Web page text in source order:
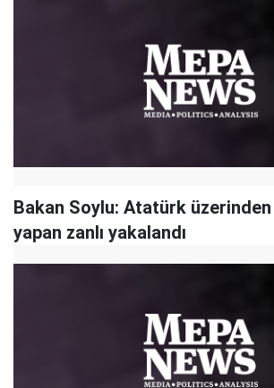
Bakan Soylu: Atatürk
yapan zanlı yakalandı